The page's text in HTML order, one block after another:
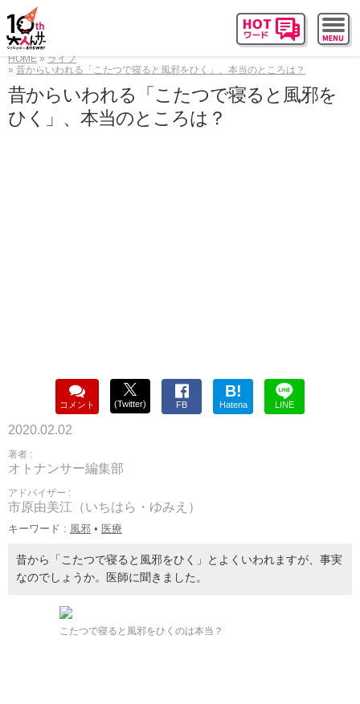
HOME
ライフ
昔からいわれる「こたつで寝ると風邪をひく」、本当のところは？
昔からいわれる「こたつで寝ると風邪を
ひく」、本当のところは？
コメント (Twitter) FB
B!
Hatena LINE
2020.02.02
著者 :
オトナンサー編集部
アドバイザー :
市原由美江（いちはら・ゆみえ）
キーワード : 風邪 • 医療
昔から「こたつで寝ると風邪をひく」とよくいわれますが、事実
なのでしょうか。医師に聞きました。
こたつで寝ると風邪をひくのは本当？